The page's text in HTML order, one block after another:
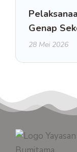
Genap
28 Mei 2026